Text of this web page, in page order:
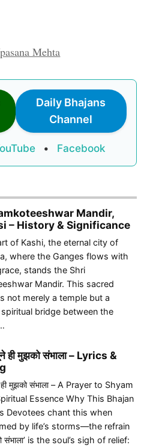
Mehta
Daily Bhajans
Channel
• Facebook
Mandir,
– History & Significance
of Kashi, the eternal city of
where the Ganges flows with
stands the Shri
Mandir. This sacred
not merely a temple but a
bridge between the
ही मुझको संभाला – Lyrics &
मुझको संभाला – A Prayer to Shyam
Essence Why This Bhajan
Devotees chant this when
by life’s storms—the refrain
संभाला’ is the soul’s sigh of relief: